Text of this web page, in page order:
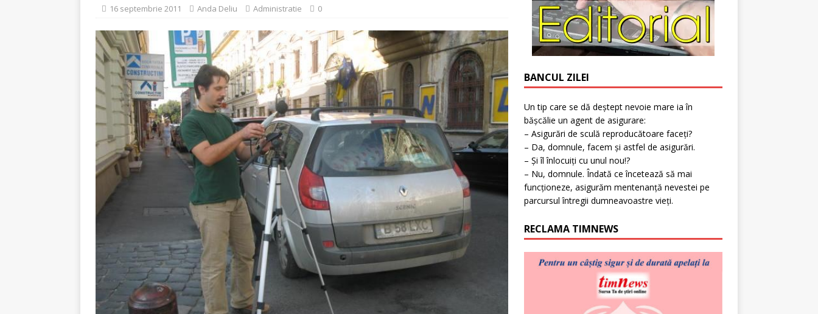
16 septembrie 2011 Anda Deliu Administratie 0
BANCUL ZILEI
Un tip care se dă deștept nevoie mare ia în
bășcălie un agent de asigurare:
– Asigurări de sculă reproducătoare faceți?
– Da, domnule, facem și astfel de asigurări.
– Și îl înlocuiți cu unul nou!?
– Nu, domnule. Îndată ce încetează să mai
funcționeze, asigurăm mentenanță nevestei pe
parcursul întregii dumneavoastre vieți.
RECLAMA TIMNEWS